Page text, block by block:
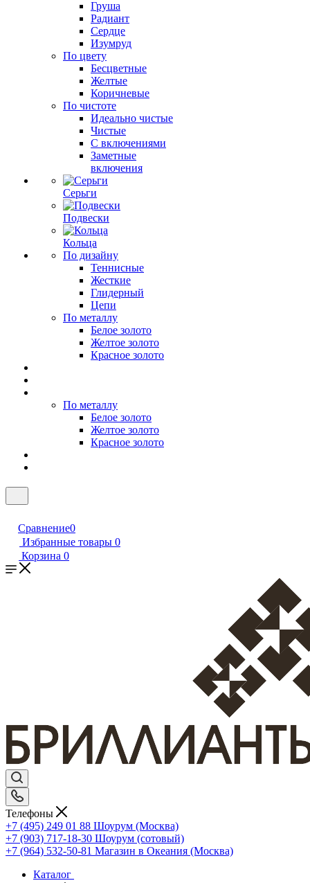
Груша
Радиант
Сердце
Изумруд
По цвету
Бесцветные
Желтые
Коричневые
По чистоте
Идеально чистые
Чистые
С включениями
Заметные
включения
Серьги
Подвески
Кольца
По дизайну
Теннисные
Жесткие
Глидерный
Цепи
По металлу
Белое золото
Желтое золото
Красное золото
По металлу
Белое золото
Желтое золото
Красное золото
Сравнение0
Избранные товары 0
Корзина 0
Телефоны
+7 (495) 249 01 88 Шоурум (Москва)
+7 (903) 717-18-30 Шоурум (сотовый)
+7 (964) 532-50-81 Магазин в Океания (Москва)
Каталог